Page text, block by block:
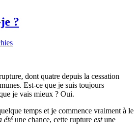
?
dont quatre depuis la cessation
Est-ce que je suis toujours
je vais mieux ? Oui.
temps et je commence vraiment à le
étéune chance, cette rupture estune